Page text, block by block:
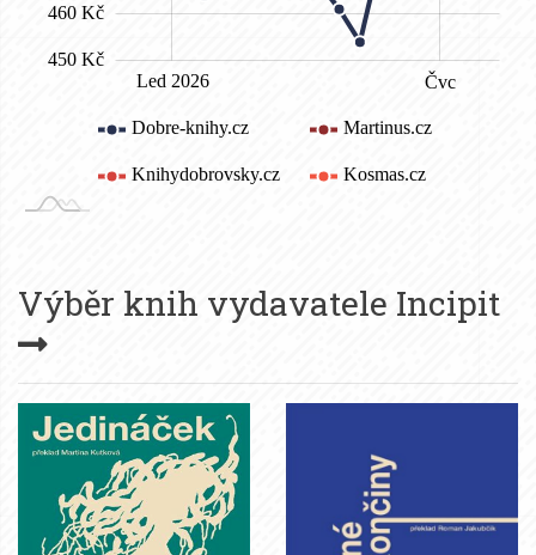
Výběr knih vydavatele Incipit